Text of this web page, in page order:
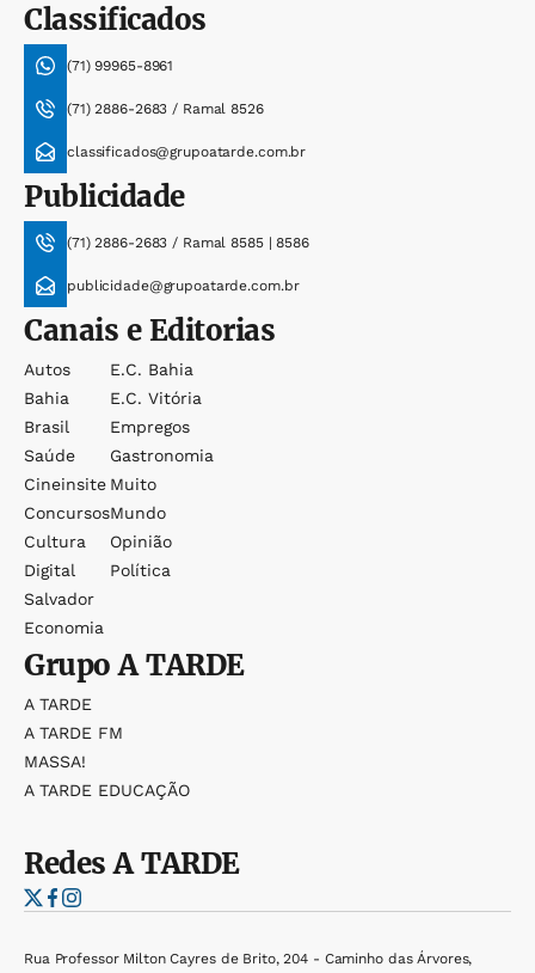
Classificados
(71) 99965-8961
(71) 2886-2683 / Ramal 8526
classificados@grupoatarde.com.br
Publicidade
(71) 2886-2683 / Ramal 8585 | 8586
publicidade@grupoatarde.com.br
Canais e Editorias
Autos
Bahia
Brasil
Saúde
Cineinsite
Concursos
Cultura
Digital
Salvador
Economia
E.c. Bahia
E.c. Vitória
Empregos
Gastronomia
Muito
Mundo
Opinião
Política
GrupoA TARDE
A TARDE
A TARDE FM
MASSA!
A TARDE EDUCAÇÃO
RedesA TARDE
Rua Professor Milton Cayres de Brito, 204 - Caminho das Árvores,